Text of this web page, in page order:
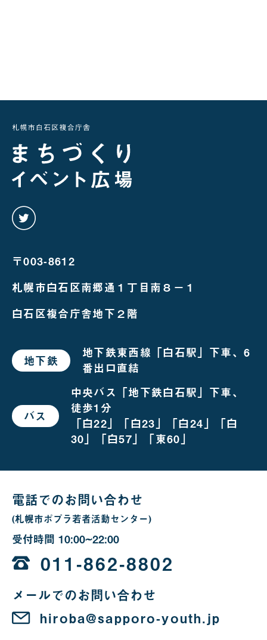
〒003-8612
札幌市白石区南郷通１丁目南８－１
白石区複合庁舎地下２階
地下鉄 で
お
場
合
地下鉄東西線「白石駅」下車、6
番出口直結
バス で
お
場
中央バス「地下鉄白石駅」下車、
徒歩1分
「白22」「白23」「白24」「白
30」「白57」「東60」
電話でのお問い合わせ
(札幌市ポプラ若者活動センター)
受付時間 10:00~22:00
時
か
ら
22
011-862-8802
メールでのお問い合わせ
hiroba@sapporo-youth.jp